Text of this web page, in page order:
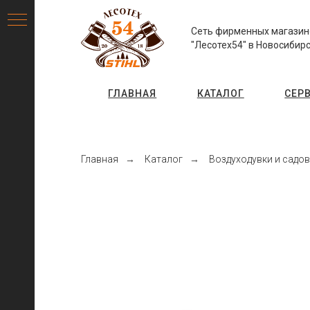
Сеть фирменных
"Лесотех54" в
ГЛАВНАЯ КАТАЛОГ
Главная → Каталог → Воздуходувки и